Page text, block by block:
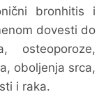
bronhitis i
dovesti do
osteoporoze,
oboljenja srca,
i raka.